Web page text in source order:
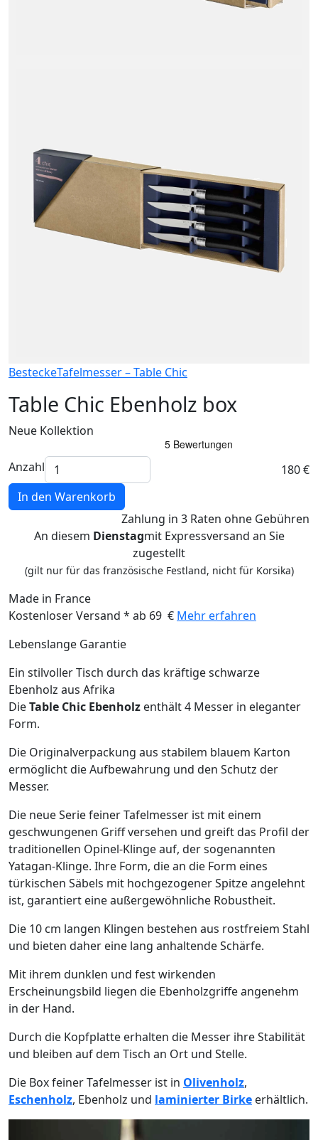
BesteckeTafelmesser – Table Chic
Table Chic Ebenholz box
Neue Kollektion
Anzahl
180 €
In den Warenkorb
Zahlung in 3 Raten ohne Gebühren
An diesem Dienstagmit Expressversand an Sie
zugestellt
(gilt nur für das französische Festland, nicht für Korsika)
Made in France
Kostenloser Versand * ab 69 € Mehr erfahren
Lebenslange Garantie
Ein stilvoller Tisch durch das kräftige schwarze
Ebenholz aus Afrika
DieTable Chic Ebenholz enthält 4 Messer in eleganter
Form.
Die Originalverpackung aus stabilem blauem Karton
ermöglicht die Aufbewahrung und den Schutz der
Messer.
Die neue Serie feiner Tafelmesser ist mit einem
geschwungenen Griff versehen und greift das Profil der
traditionellen Opinel-Klinge auf, der sogenannten
Yatagan-Klinge. Ihre Form, die an die Form eines
türkischen Säbels mit hochgezogener Spitze angelehnt
ist, garantiert eine außergewöhnliche Robustheit.
Die 10 cm langen Klingen bestehen aus rostfreiem Stahl
und bieten daher eine lang anhaltende Schärfe.
Mit ihrem dunklen und fest wirkenden
Erscheinungsbild liegen die Ebenholzgriffe angenehm
in der Hand.
Durch die Kopfplatte erhalten die Messer ihre Stabilität
und bleiben auf dem Tisch an Ort und Stelle.
Die Box feiner Tafelmesser ist in Olivenholz,
Eschenholz, Ebenholz und laminierter Birke erhältlich.